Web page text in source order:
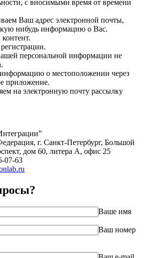
с вносимыми время от времени
Ваш адрес электронной почты,
нибудь информацию о Вас.
персональной информации не
о местоположении через
приложение.
на электронную почту рассылку
г. Санкт-Петербург, Большой
дом 60, литера А, офис 25
07-63
Ваше имя
Ваш номер